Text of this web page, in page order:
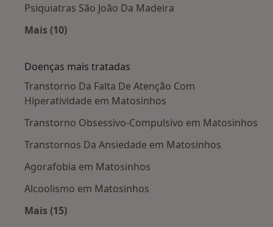
Psiquiatras São João Da Madeira
Mais (10)
Doenças mais tratadas
Transtorno Da Falta De Atenção Com
Hiperatividade em Matosinhos
Transtorno Obsessivo-Compulsivo em Matosinhos
Transtornos Da Ansiedade em Matosinhos
Agorafobia em Matosinhos
Alcoolismo em Matosinhos
Mais (15)